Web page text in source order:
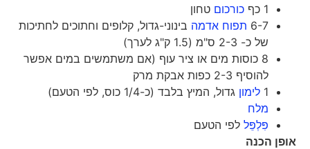
1 כף
כורכוםטחון
6-7 תפוח אדמהבינוני-גדול, קלופים וחתוכים לחתיכות
של כ- 2-3 ס"מ (1.5 ק"ג לערך)
8 כוסות מים או ציר עוף (אם משתמשים במים אפשר
להוסיף 2-3 כפות אבקת מרק
1
לימוןגדול, המיץ בלבד (כ-1/4 כוס, לפי הטעם)
מלח
פִּלְפֵּללפי הטעם
אופן הכנה